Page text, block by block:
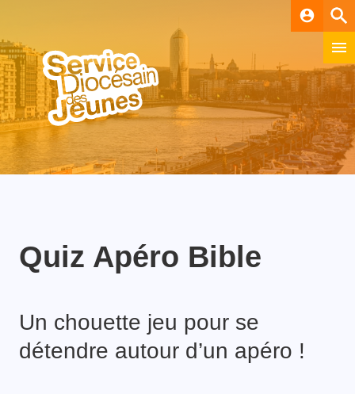
account_circle
Quiz Apéro Bible
Un chouette jeu pour se
détendre autour d’un apéro !